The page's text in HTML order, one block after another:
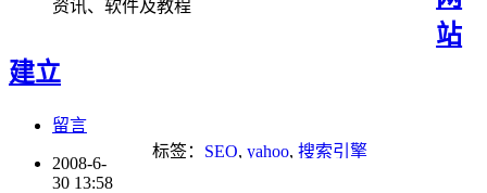
资讯、软件及教程
站
建立
留言
标签： SEO, yahoo, 搜索引擎
2008-6-
30 13:58